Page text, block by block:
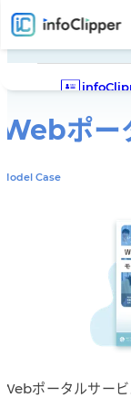
Webポー
Model Case
Webポータルサー
Webポ
入試
サービ
サポート
システム比
新着情報